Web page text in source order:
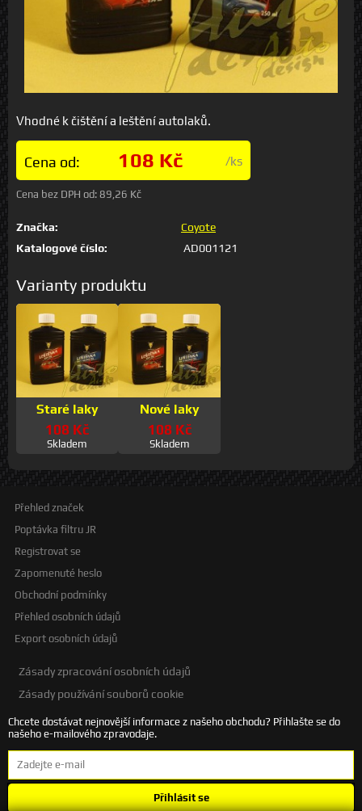
Vhodné k čištění a leštění autolaků.
Cena od: 108 Kč /ks
Cena bez DPH od: 89,26 Kč
Značka:
Coyote
Katalogové číslo:
AD001121
Varianty produktu
Staré laky
108 Kč
Skladem
Nové laky
108 Kč
Skladem
Přehled značek
Poptávka filtru JR
Registrovat se
Zapomenuté heslo
Obchodní podmínky
Přehled osobních údajů
Export osobních údajů
Zásady zpracování osobních údajů
Zásady používání souborů cookie
Chcete dostávat nejnovější informace z našeho obchodu? Přihlašte se do
našeho e-mailového zpravodaje.
Přihlásit se